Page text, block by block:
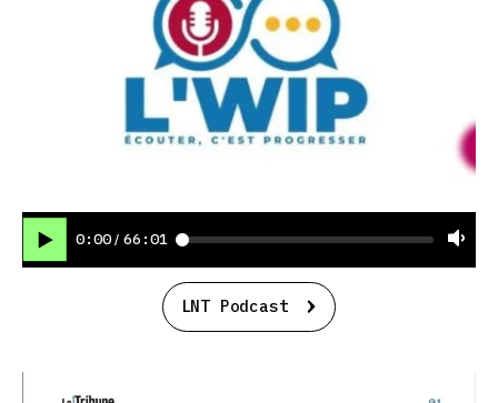
0:00 / 66:01
LNT Podcast